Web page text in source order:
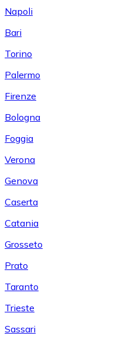
Napoli
Bari
Torino
Palermo
Firenze
Bologna
Foggia
Verona
Genova
Caserta
Catania
Grosseto
Prato
Taranto
Trieste
Sassari